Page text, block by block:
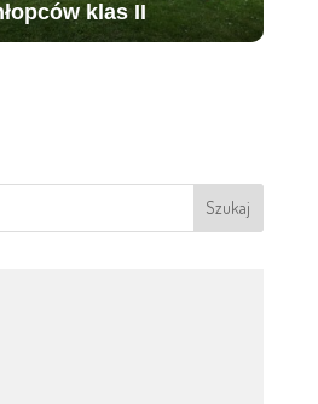
klas II